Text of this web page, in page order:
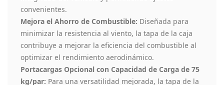
convenientes.
Mejora el Ahorro de Combustible: Diseñada para
minimizar la resistencia al viento, la tapa de la caja
contribuye a mejorar la eficiencia del combustible al
optimizar el rendimiento aerodinámico.
Portacargas Opcional con Capacidad de Carga de 75
kg/par: Para una versatilidad mejorada, la tapa de la